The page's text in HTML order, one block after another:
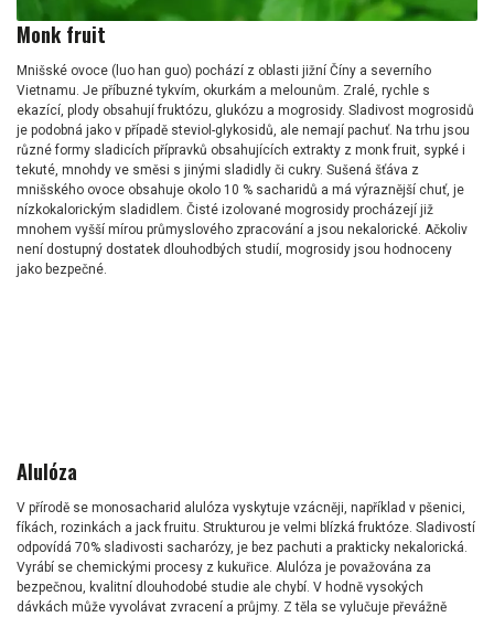
Monk fruit
Mnišské ovoce (luo han guo) pochází z oblasti jižní Číny a severního
Vietnamu. Je příbuzné tykvím, okurkám a melounům. Zralé, rychle s
ekazící, plody obsahují fruktózu, glukózu a mogrosidy. Sladivost mogrosidů
je podobná jako v případě steviol-glykosidů, ale nemají pachuť. Na trhu jsou
různé formy sladicích přípravků obsahujících extrakty z monk fruit, sypké i
tekuté, mnohdy ve směsi s jinými sladidly či cukry. Sušená šťáva z
mnišského ovoce obsahuje okolo 10 % sacharidů a má výraznější chuť, je
nízkokalorickým sladidlem. Čisté izolované mogrosidy procházejí již
mnohem vyšší mírou průmyslového zpracování a jsou nekalorické. Ačkoliv
není dostupný dostatek dlouhodbých studií, mogrosidy jsou hodnoceny
jako bezpečné.
Alulóza
V přírodě se monosacharid alulóza vyskytuje vzácněji, například v pšenici,
fíkách, rozinkách a jack fruitu. Strukturou je velmi blízká fruktóze. Sladivostí
odpovídá 70% sladivosti sacharózy, je bez pachuti a prakticky nekalorická.
Vyrábí se chemickými procesy z kukuřice. Alulóza je považována za
bezpečnou, kvalitní dlouhodobé studie ale chybí. V hodně vysokých
dávkách může vyvolávat zvracení a průjmy. Z těla se vylučuje převážně